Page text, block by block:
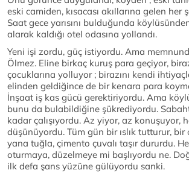
eski camiden, kısacası akıllarına gelen her
Saat gece yarısını bulduğunda
alarak kaldığı otel odasına yollandı.
Yeni işi zordu, güç istiyordu. Ama
Ölmez. Eline birkaç kuruş para geçiyor,
çocuklarına yolluyor ; birazını kendi
elinden geldiğince de bir kenara para
İnşaat iş kas gücü gerektiriyordu. Ama
bunu da bulabildiğine şükrediyordu.
kadar çalışıyordu. Az yiyor, az konuşuyor,
düşünüyordu. Tüm gün bir ıslık tutturur,
yana tuğla, çimento çuvalı taşır dururdu.
oturmaya, düzelmeye mi başlıyordu ne.
ilk defa şans yüzüne gülüyordu sanki.